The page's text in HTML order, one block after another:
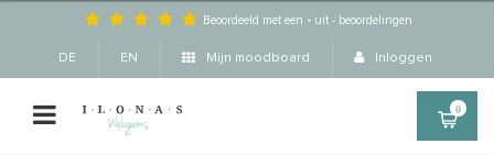
Beoordeeld met een - uit -beoordelingen
DE EN Mijn moodboard Inloggen
0